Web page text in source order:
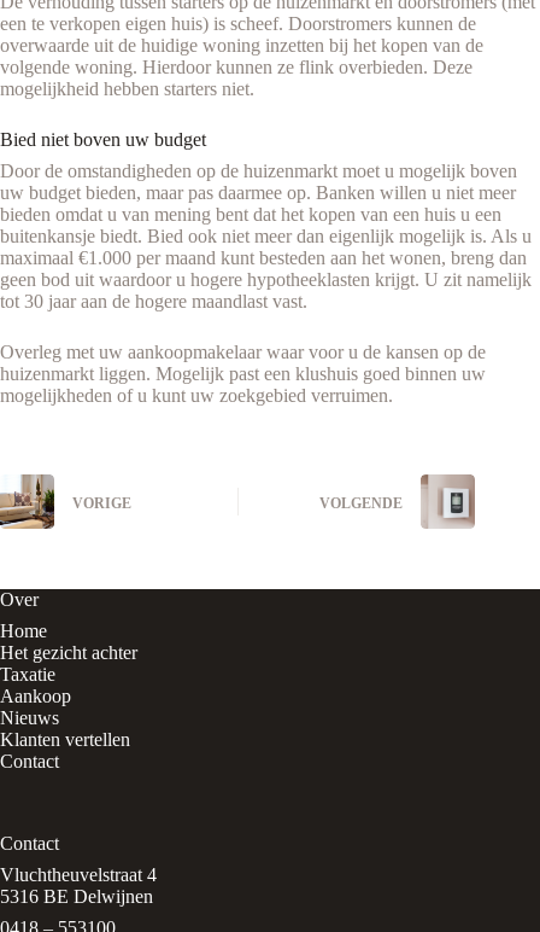
een te verkopen eigen huis) is scheef. Doorstromers kunnen de
overwaarde uit de huidige woning inzetten bij het kopen van de
volgende woning. Hierdoor kunnen ze flink overbieden. Deze
mogelijkheid hebben starters niet.
Bied niet boven uw budget
Door de omstandigheden op de huizenmarkt moet u mogelijk boven
uw budget bieden, maar pas daarmee op. Banken willen u niet meer
bieden omdat u van mening bent dat het kopen van een huis u een
buitenkansje biedt. Bied ook niet meer dan eigenlijk mogelijk is. Als u
maximaal €1.000 per maand kunt besteden aan het wonen, breng dan
geen bod uit waardoor u hogere hypotheeklasten krijgt. U zit namelijk
tot 30 jaar aan de hogere maandlast vast.
Overleg met uw aankoopmakelaar waar voor u de kansen op de
huizenmarkt liggen. Mogelijk past een klushuis goed binnen uw
mogelijkheden of u kunt uw zoekgebied verruimen.
VORIGE VOLGENDE
Over
Home
Het gezicht achter
Taxatie
Aankoop
Nieuws
Klanten vertellen
Contact
Contact
Vluchtheuvelstraat 4
5316 BE Delwijnen
0418 – 553100